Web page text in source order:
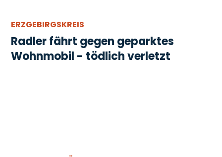
ERZGEBIRGSKREIS
Radler fährt gegen geparktes
Wohnmobil - tödlich verletzt